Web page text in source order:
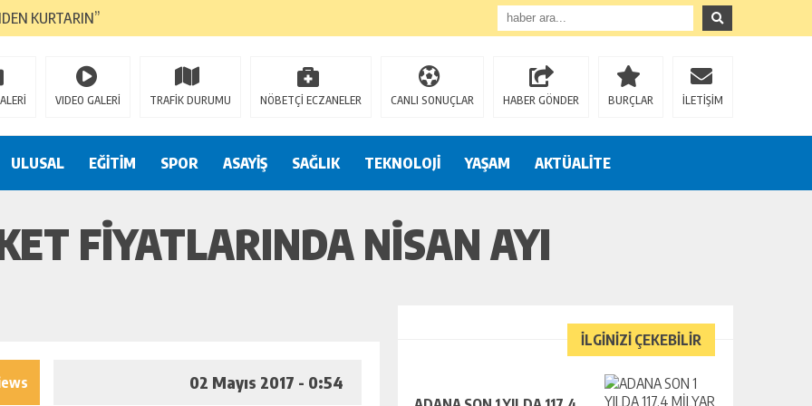
KURTARIN”
YENİ GÖZDESİ OLACAK”
KAMUOYUNA AÇIKLAYIN”
VIDEO GALERİ TRAFİK DURUMU NÖBETÇİ ECZANELER CANLI SONUÇLAR HABER GÖNDER BURÇLAR İLETİŞİM
ULUSAL EĞİTİM SPOR ASAYİŞ SAĞLIK TEKNOLOJİ YAŞAM AKTÜALİTE
FIYATLARINDA NISAN AYI
02 Mayıs 2017 - 0:54
İLGİNİZİ ÇEKEBİLİR